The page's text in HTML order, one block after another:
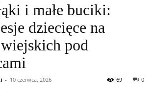
i małe buciki:
dziecięce na
pod
- 10 czerwca, 2026 0
69